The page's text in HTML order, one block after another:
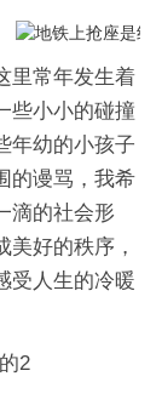
里常年发生着
些小小的碰撞
年幼的小孩子
的谩骂，我希
滴的社会形
好的秩序，
受人生的冷暖